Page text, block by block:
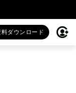
料ダウンロード
わせは以下のボタ